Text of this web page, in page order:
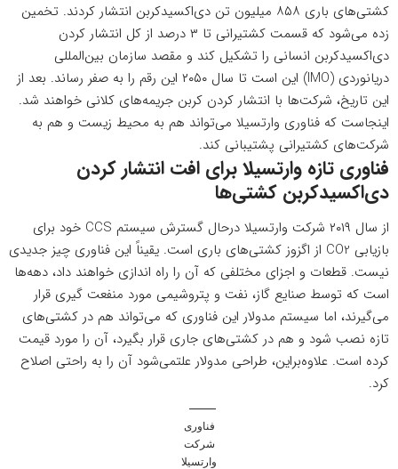
کشتی‌های باری ۸۵۸ میلیون تن دی‌اکسیدکربن انتشار کردند. تخمین
زده می‌شود که قسمت کشتیرانی تا ۳ درصد از کل انتشار کردن
دی‌اکسیدکربن انسانی را تشکیل کند و مقصد سازمان بین‌المللی
دریانوردی (IMO) این است تا سال ۲۰۵۰ این رقم را به صفر رساند. بعد از
این تاریخ، شرکت‌ها با انتشار کردن کربن جریمه‌های کلانی خواهند شد.
اینجاست که فناوری وارتسیلا می‌تواند هم به محیط زیست و هم به
شرکت‌های کشتیرانی پشتیبانی کند.
فناوری تازه وارتسیلا برای افت انتشار کردن
دی‌اکسیدکربن کشتی‌ها
از سال ۲۰۱۹ شرکت وارتسیلا درحال گسترش سیستم CCS خود برای
بازیابی CO2 از اگزوز کشتی‌های باری است. یقیناً این فناوری چیز جدیدی
نیست. قطعات و اجزای مختلفی که آن را راه اندازی خواهند داد، دهه‌ها
است که توسط صنایع گاز، نفت و پتروشیمی مورد منفعت گیری قرار
می‌گیرند، اما سیستم مدولار این فناوری که می‌تواند هم در کشتی‌های
تازه نصب شود و هم در کشتی‌های جاری قرار بگیرد، آن را مورد قیمت
کرده است. علاوه‌براین، طراحی مدولار علتمی‌شود آن را به راحتی اصلاح
کرد.
فناوری
شرکت
وارتسیلا